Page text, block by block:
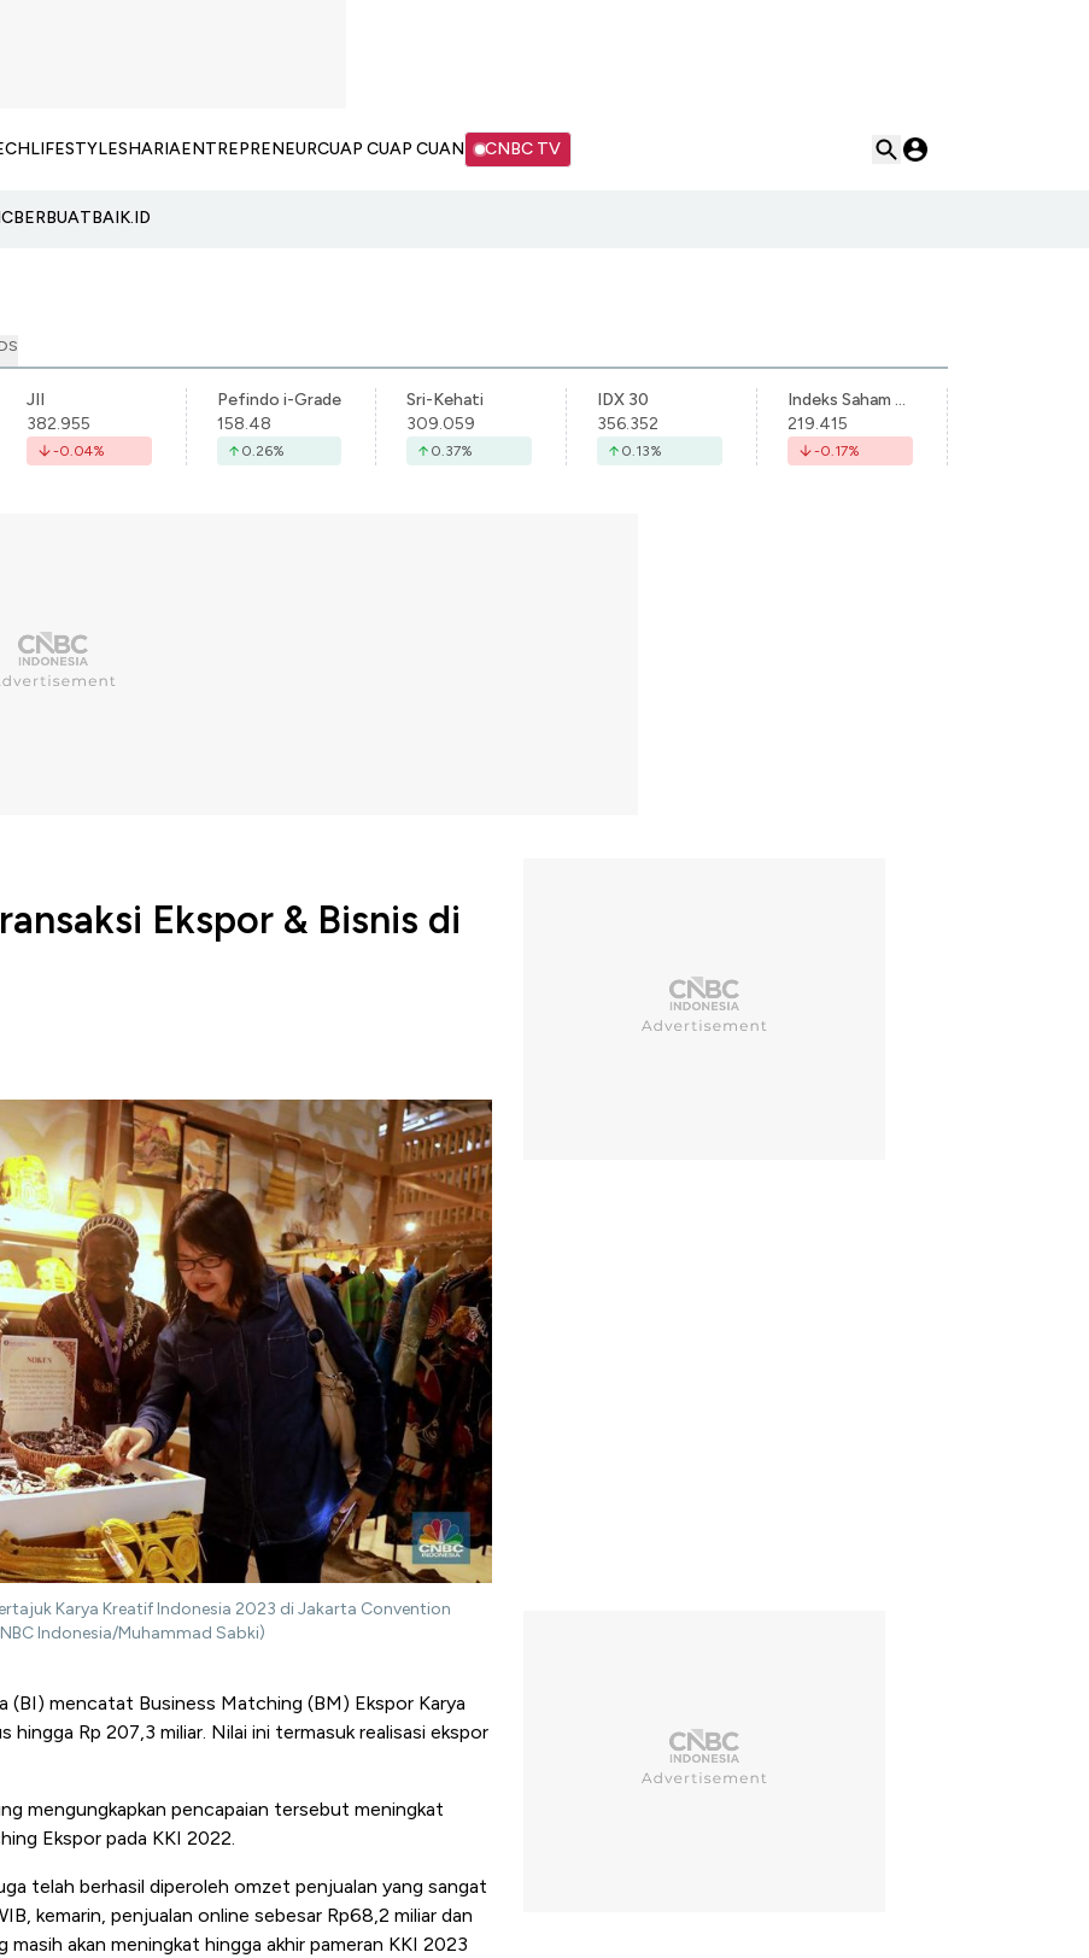
LIFESTYLESHARIAENTREPRENEURCUAP CUAP CUAN CNBC TV
BERBUATBAIK.ID
JII
382.955
-0.04%
Pefindo i-Grade
158.48
0.26%
Sri-Kehati
309.059
0.37%
IDX 30
356.352
0.13%
Indeks Saham Syariah Indonesia
219.415
-0.17%
Ekspor & Bisnis di
Karya Kreatif Indonesia 2023 di Jakarta Convention
Indonesia/Muhammad Sabki)
(BI) mencatat Business Matching (BM) Ekspor Karya
Rp 207,3 miliar. Nilai ini termasuk realisasi ekspor
mengungkapkan pencapaian tersebut meningkat
Ekspor pada KKI 2022.
telah berhasil diperoleh omzet penjualan yang sangat
kemarin, penjualan online sebesar Rp68,2 miliar dan
akan meningkat hingga akhir pameran KKI 2023